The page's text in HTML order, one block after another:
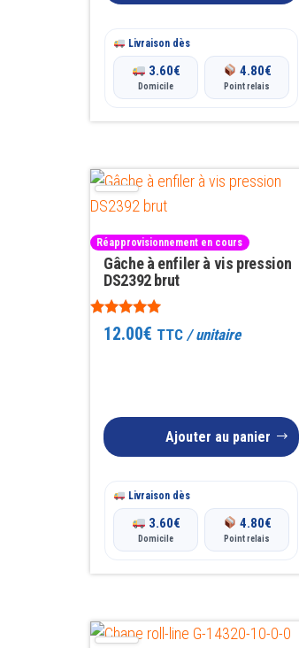
Livraison dès
3.60€
Domicile
4.80€
Point relais
Réapprovisionnement en cours
Gâche à enfiler à vis pression
DS2392 brut
Note
5.0012.00€ TTC / unitaire
Ajouter au panier
Livraison dès
3.60€
Domicile
4.80€
Point relais